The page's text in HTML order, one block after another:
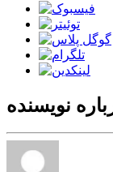
نویسنده